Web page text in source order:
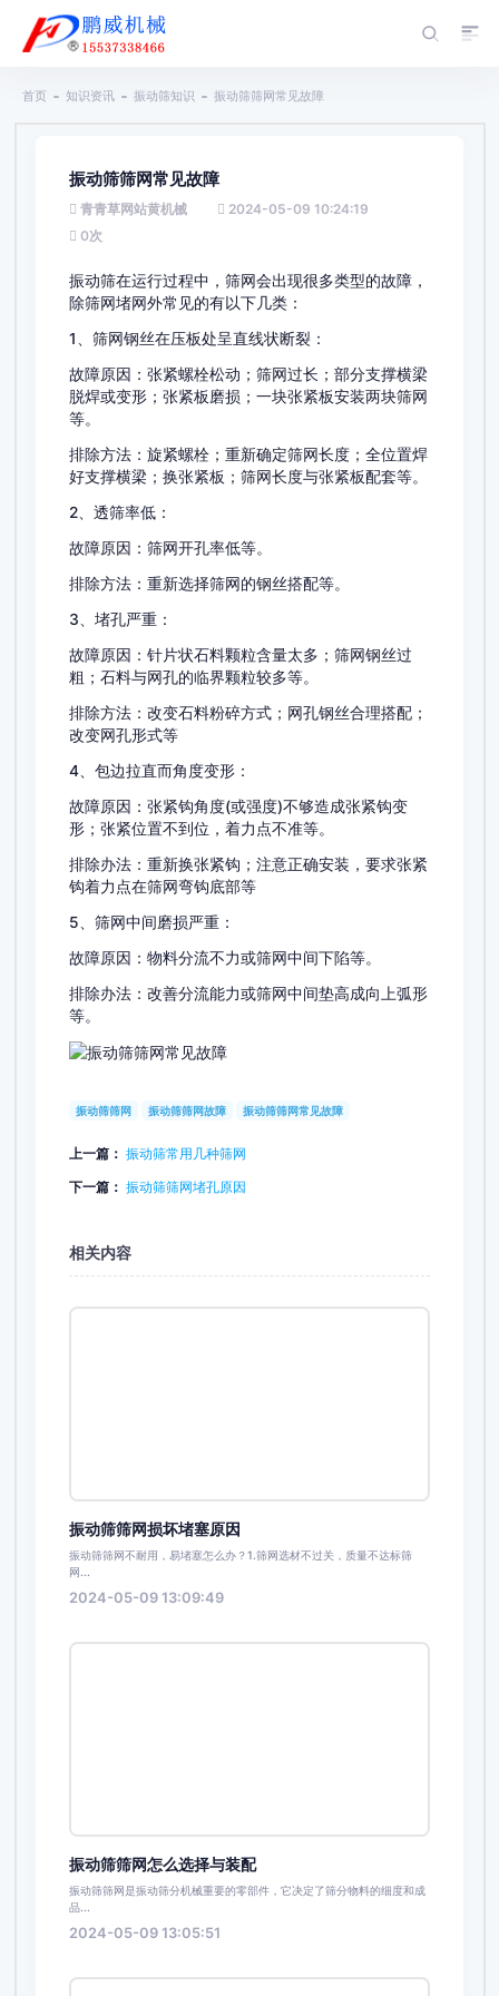
首页 知识资讯 振动筛知识 振动筛筛网常见故障
振动筛筛网常见故障
青青草网站黄机械
2024-05-09 10:24:19
0次
振动筛在运行过程中，筛网会出现很多类型的故障，
除筛网堵网外常见的有以下几类：
1、筛网钢丝在压板处呈直线状断裂：
故障原因：张紧螺栓松动；筛网过长；部分支撑横梁
脱焊或变形；张紧板磨损；一块张紧板安装两块筛网
等。
排除方法：旋紧螺栓；重新确定筛网长度；全位置焊
好支撑横梁；换张紧板；筛网长度与张紧板配套等。
2、透筛率低：
故障原因：筛网开孔率低等。
排除方法：重新选择筛网的钢丝搭配等。
3、堵孔严重：
故障原因：针片状石料颗粒含量太多；筛网钢丝过
粗；石料与网孔的临界颗粒较多等。
排除方法：改变石料粉碎方式；网孔钢丝合理搭配；
改变网孔形式等
4、包边拉直而角度变形：
故障原因：张紧钩角度(或强度)不够造成张紧钩变
形；张紧位置不到位，着力点不准等。
排除办法：重新换张紧钩；注意正确安装，要求张紧
钩着力点在筛网弯钩底部等
5、筛网中间磨损严重：
故障原因：物料分流不力或筛网中间下陷等。
排除办法：改善分流能力或筛网中间垫高成向上弧形
等。
振动筛筛网 振动筛筛网故障 振动筛筛网常见故障
上一篇： 振动筛常用几种筛网
下一篇： 振动筛筛网堵孔原因
相关内容
振动筛筛网损坏堵塞原因
振动筛筛网不耐用，易堵塞怎么办？1.筛网选材不过关，质量不达标筛
网...
2024-05-09 13:09:49
振动筛筛网怎么选择与装配
振动筛筛网是振动筛分机械重要的零部件，它决定了筛分物料的细度和成
品...
2024-05-09 13:05:51